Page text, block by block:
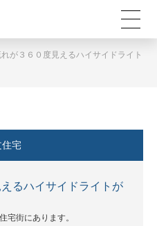
が３６０度見えるハイサイドライト
住宅
るハイサイドライトが
宅街にあります。